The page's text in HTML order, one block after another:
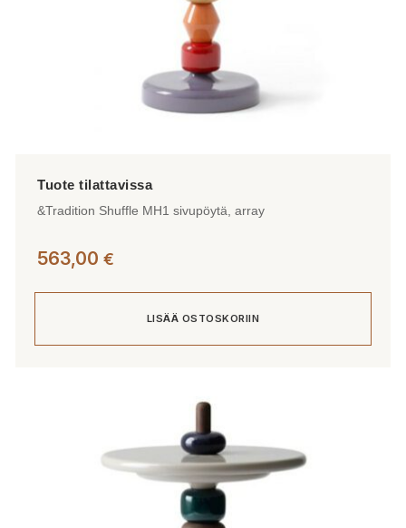
&Tradition Shuffle MH1 sivupöytä, array
563,00 €
LISÄÄ OSTOSKORIIN